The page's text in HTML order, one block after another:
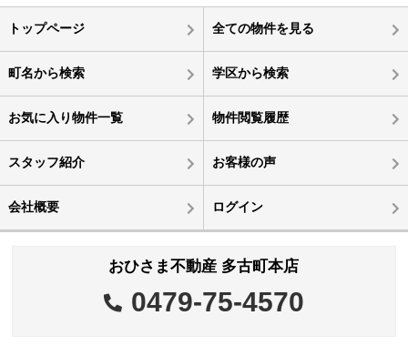
トップページ 全ての物件を見る
町名から検索 学区から検索
お気に入り物件一覧 物件閲覧履歴
スタッフ紹介 お客様の声
会社概要 ログイン
おひさま不動産 多古町本店
0479-75-4570